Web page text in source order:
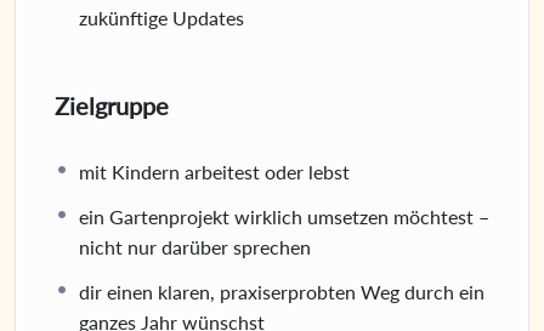
zukünftige Updates
Zielgruppe
mit Kindern arbeitest oder lebst
ein Gartenprojekt wirklich umsetzen möchtest –
nicht nur darüber sprechen
dir einen klaren, praxiserprobten Weg durch ein
ganzes Jahr wünschst